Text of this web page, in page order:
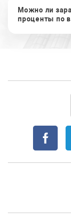
Можно ли
проценты по